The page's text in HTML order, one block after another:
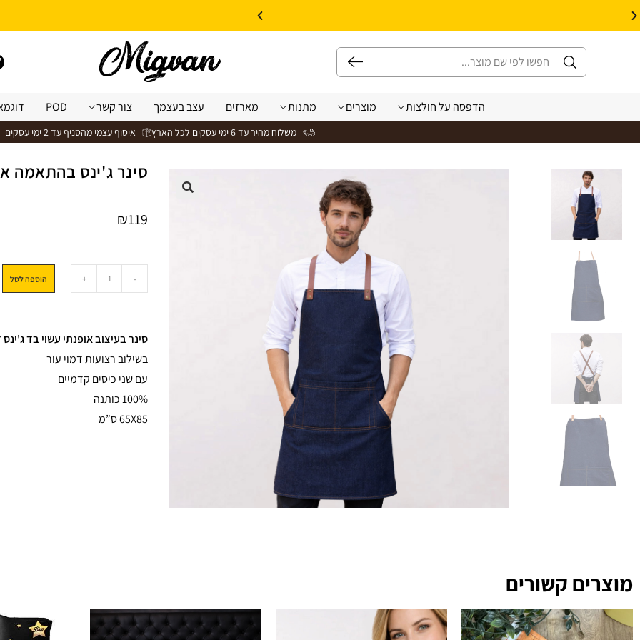
הדפסה על חולצות מוצרים מתנות מארזים עצב בעצמך צור קשר POD
משלוח מהיר עד 6 ימי עסקים לכל הארץ איסוף עצמי מהסניף עד 2 ימי עסקים
סינר ג'ינס בהתאמה
₪119
-
+ הוספה לסל
סינר בעיצוב אופנתי עשוי בד
בשילוב רצועות דמוי עור
עם שני כיסים קדמיים
100% כותנה
65X85 ס”מ
מוצרים קשורים